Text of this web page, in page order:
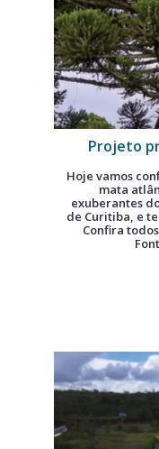
Projeto
Hoje vamos
mata
exuberantes
de Curitiba, e
Confira